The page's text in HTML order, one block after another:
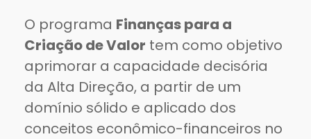
O programa Finanças para a
Criação de Valor tem como objetivo
aprimorar a capacidade decisória
da Alta Direção, a partir de um
domínio sólido e aplicado dos
conceitos econômico-financeiros no